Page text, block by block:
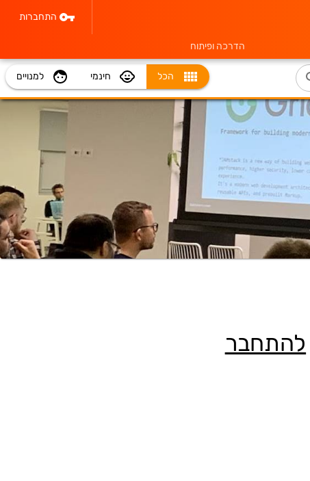
התחברות
הדרכה ופיתוח
להתחבר
הכל חינמי למנויים